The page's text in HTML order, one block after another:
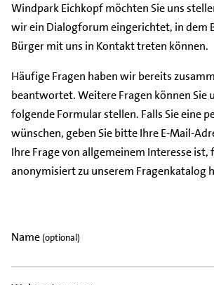
Windpark Eichkopf möchten Sie uns
wir ein Dialogforum eingerichtet, in dem
Bürger mit uns in Kontakt treten können.
Häufige Fragen haben wir bereits
beantwortet. Weitere Fragen können Sie
folgende Formular stellen. Falls Sie eine
wünschen, geben Sie bitte Ihre E-Mail-
Ihre Frage von allgemeinem Interesse ist,
anonymisiert zu unserem Fragenkatalog
Name (optional)